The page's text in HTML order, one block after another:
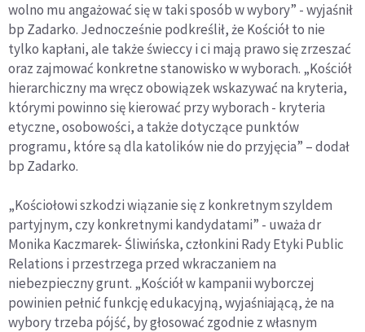
wolno mu angażować się w taki sposób w wybory” - wyjaśnił
bp Zadarko. Jednocześnie podkreślił, że Kościół to nie
tylko kapłani, ale także świeccy i ci mają prawo się zrzeszać
oraz zajmować konkretne stanowisko w wyborach. „Kościół
hierarchiczny ma wręcz obowiązek wskazywać na kryteria,
którymi powinno się kierować przy wyborach - kryteria
etyczne, osobowości, a także dotyczące punktów
programu, które są dla katolików nie do przyjęcia” – dodał
bp Zadarko.
„Kościołowi szkodzi wiązanie się z konkretnym szyldem
partyjnym, czy konkretnymi kandydatami” - uważa dr
Monika Kaczmarek- Śliwińska, członkini Rady Etyki Public
Relations i przestrzega przed wkraczaniem na
niebezpieczny grunt. „Kościół w kampanii wyborczej
powinien pełnić funkcję edukacyjną, wyjaśniającą, że na
wybory trzeba pójść, by głosować zgodnie z własnym